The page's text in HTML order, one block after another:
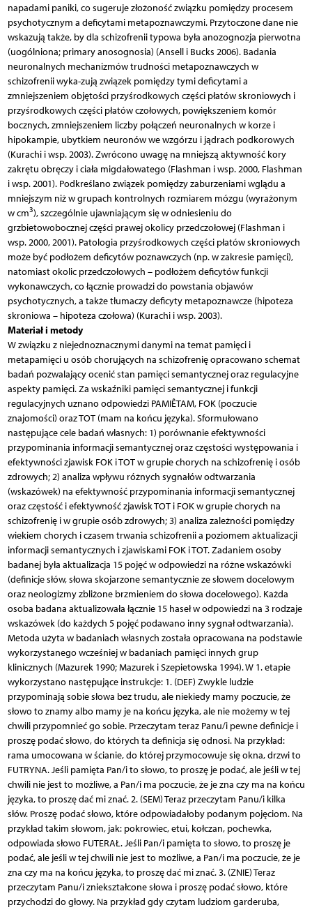
napadami paniki, co sugeruje złożoność związku pomiędzy procesem
psychotycznym a deficytami metapoznawczymi. Przytoczone dane nie
wskazują także, by dla schizofrenii typowa była anozognozja pierwotna
(uogólniona; primary anosognosia) (Ansell i Bucks 2006). Badania
neuronalnych mechanizmów trudności metapoznawczych w
schizofrenii wyka-zują związek pomiędzy tymi deficytami a
zmniejszeniem objętości przyśrodkowych części płatów skroniowych i
przyśrodkowych części płatów czołowych, powiększeniem komór
bocznych, zmniejszeniem liczby połączeń neuronalnych w korze i
hipokampie, ubytkiem neuronów we wzgórzu i jądrach podkorowych
(Kurachi i wsp. 2003). Zwrócono uwagę na mniejszą aktywność kory
zakrętu obręczy i ciała migdałowatego (Flashman i wsp. 2000, Flashman
i wsp. 2001). Podkreślano związek pomiędzy zaburzeniami wglądu a
mniejszym niż w grupach kontrolnych rozmiarem mózgu (wyrażonym
w cm3), szczególnie ujawniającym się w odniesieniu do
grzbietowobocznej części prawej okolicy przedczołowej (Flashman i
wsp. 2000, 2001). Patologia przyśrodkowych części płatów skroniowych
może być podłożem deficytów poznawczych (np. w zakresie pamięci),
natomiast okolic przedczołowych – podłożem deficytów funkcji
wykonawczych, co łącznie prowadzi do powstania objawów
psychotycznych, a także tłumaczy deficyty metapoznawcze (hipoteza
skroniowa – hipoteza czołowa) (Kurachi i wsp. 2003).
Materiał i metody
W związku z niejednoznacznymi danymi na temat pamięci i
metapamięci u osób chorujących na schizofrenię opracowano schemat
badań pozwalający ocenić stan pamięci semantycznej oraz regulacyjne
aspekty pamięci. Za wskaźniki pamięci semantycznej i funkcji
regulacyjnych uznano odpowiedzi PAMIÊTAM, FOK (poczucie
znajomości) oraz TOT (mam na końcu języka). Sformułowano
następujące cele badań własnych: 1) porównanie efektywności
przypominania informacji semantycznej oraz częstości występowania i
efektywności zjawisk FOK i TOT w grupie chorych na schizofrenię i osób
zdrowych; 2) analiza wpływu różnych sygnałów odtwarzania
(wskazówek) na efektywność przypominania informacji semantycznej
oraz częstość i efektywność zjawisk TOT i FOK w grupie chorych na
schizofrenię i w grupie osób zdrowych; 3) analiza zależności pomiędzy
wiekiem chorych i czasem trwania schizofrenii a poziomem aktualizacji
informacji semantycznych i zjawiskami FOK i TOT. Zadaniem osoby
badanej była aktualizacja 15 pojęć w odpowiedzi na różne wskazówki
(definicje słów, słowa skojarzone semantycznie ze słowem docelowym
oraz neologizmy zbliżone brzmieniem do słowa docelowego). Każda
osoba badana aktualizowała łącznie 15 haseł w odpowiedzi na 3 rodzaje
wskazówek (do każdych 5 pojęć podawano inny sygnał odtwarzania).
Metoda użyta w badaniach własnych została opracowana na podstawie
wykorzystanego wcześniej w badaniach pamięci innych grup
klinicznych (Mazurek 1990; Mazurek i Szepietowska 1994). W 1. etapie
wykorzystano następujące instrukcje: 1. (DEF) Zwykle ludzie
przypominają sobie słowa bez trudu, ale niekiedy mamy poczucie, że
słowo to znamy albo mamy je na końcu języka, ale nie możemy w tej
chwili przypomnieć go sobie. Przeczytam teraz Panu/i pewne definicje i
proszę podać słowo, do których ta definicja się odnosi. Na przykład:
rama umocowana w ścianie, do której przymocowuje się okna, drzwi to
FUTRYNA. Jeśli pamięta Pan/i to słowo, to proszę je podać, ale jeśli w tej
chwili nie jest to możliwe, a Pan/i ma poczucie, że je zna czy ma na końcu
języka, to proszę dać mi znać. 2. (SEM) Teraz przeczytam Panu/i kilka
słów. Proszę podać słowo, które odpowiadałoby podanym pojęciom. Na
przykład takim słowom, jak: pokrowiec, etui, kołczan, pochewka,
odpowiada słowo FUTERAŁ. Jeśli Pan/i pamięta to słowo, to proszę je
podać, ale jeśli w tej chwili nie jest to możliwe, a Pan/i ma poczucie, że je
zna czy ma na końcu języka, to proszę dać mi znać. 3. (ZNIE) Teraz
przeczytam Panu/i zniekształcone słowa i proszę podać słowo, które
przychodzi do głowy. Na przykład gdy czytam ludziom garderuba,